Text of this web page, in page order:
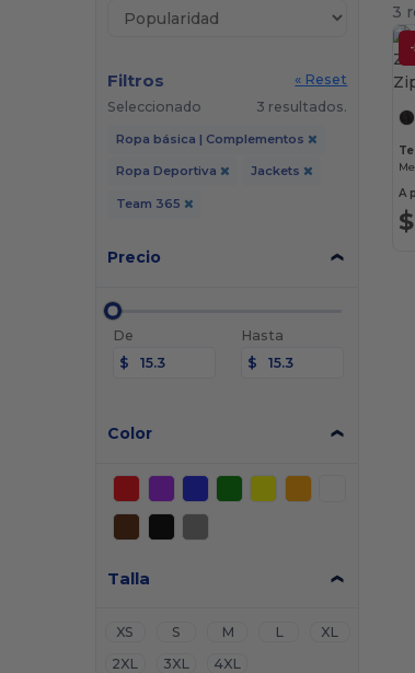
Filtros
« Reset
Seleccionado
3 resultados.
Ropa básica | Complementos
Ropa Deportiva Jackets
Team 365
Precio
De
$
Hasta
$
Color
Talla
XS S M L
XL
2XL
3XL 4XL
3
A